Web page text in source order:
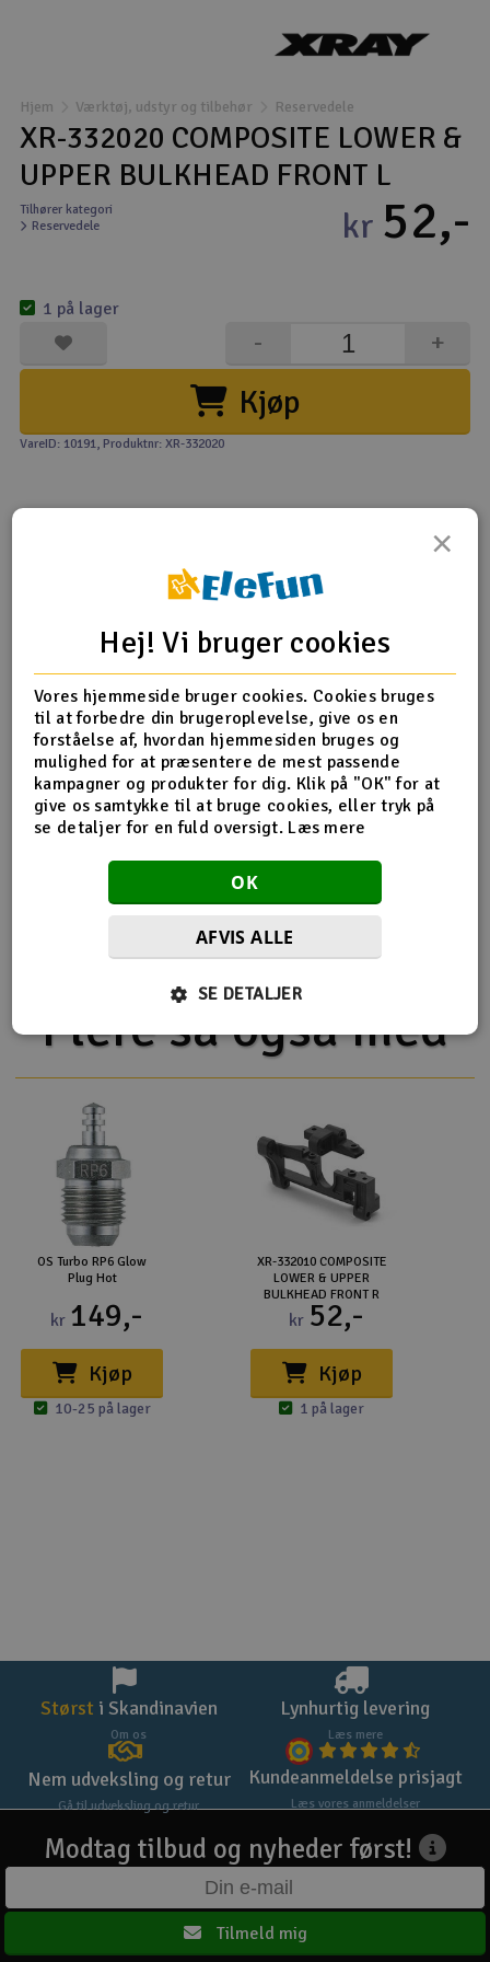
Droner til FPV
Fly
Helikopter
Modelbygg og byggesæt
Modeljernbane
Motor & tilbehør
Scooter & elkøretøj
Slot racing
Smarthjem, leg og hobby
Solenergi
Værktøj, udstyr og tilbehør
Hjem Værktøj, udstyr og tilbehør Reservedele
XR-332020 COMPOSITE LOWER &
UPPER BULKHEAD FRONT L
Tilhører kategori
Reservedele
kr 52,-
Kjøp
+
-
1 på lager
VareID: 10191, Produktnr: XR-332020
Tip din ven Anmeldelser
Produkt information
332020 COMPOSITE LOWER & UPPER BULKHEAD FRONT
LE
forbundet med
Reservedeler XRay
Flere så også med
OS Turbo RP6 Glow
Plug Hot
kr 149,-
Kjøp
10-25 på lager
XR-332010 COMPOSITE
LOWER & UPPER
BULKHEAD FRONT R
kr 52,-
Kjøp
1 på lager
Størst i Skandinavien
Om os
Lynhurtig levering
Læs mere
Nem udveksling og retur
Gå til udveksling og retur
Kundeanmeldelse prisjagt
Læs vores anmeldelser
Modtag tilbud og nyheder først!
Tilmeld mig
×
Hej! Vi bruger cookies
Vores hjemmeside bruger cookies. Cookies bruges
til at forbedre din brugeroplevelse, give os en
forståelse af, hvordan hjemmesiden bruges og
mulighed for at præsentere de mest passende
kampagner og produkter for dig. Klik på "OK" for at
give os samtykke til at bruge cookies, eller tryk på
se detaljer for en fuld oversigt. Læs mere
OK
AFVIS ALLE
SE DETALJER